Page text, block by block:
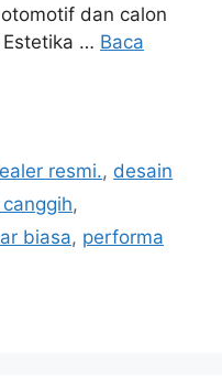
dan calon
… Baca
resmi., desain
,
biasa, performa